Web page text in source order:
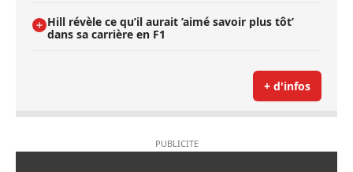
Hill révèle ce qu’il aurait ’aimé savoir plus tôt’
dans sa carrière en F1
+ d'infos